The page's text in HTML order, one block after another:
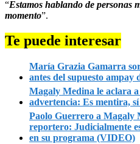
“Estamos hablando de personas
momento”.
Te puede interesar
María Grazia Gamarra
antes del supuesto ampay
Magaly Medina le aclara
advertencia: Es mentira,
Paolo Guerrero a Magaly
reportero: Judicialmente
en su programa (VIDEO)